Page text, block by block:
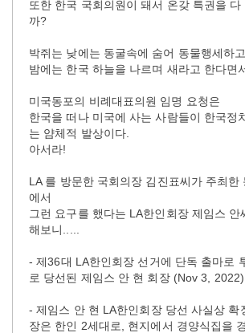
또한 한국 국회의원이 돼서 온갖 특권을 다
까?
박쥐는 낮에는 동굴속에 숨어 동물행세하고
밤에는 한국 하늘을 나르며 새라고 한다면
미국동포의 비례대표의원 임명 요청은
한국을 떠나 미국에 사는 사람들이 한국정
는 얌체적 발상이다.
아서라!
LA 를 방문한 국회의장 김진표씨가 주최한
에서
그런 요구를 했다는 LA한인회장 제임스 안
해보니.....
- 제36대 LA한인회장 선거에 단독 출마로
로 당선된 제임스 안 현 회장 (Nov 3, 2022)
- 제임스 안 현 LA한인회장 당선 사실상 확
장은 한인 2세대로, 현지에서 경양식집을